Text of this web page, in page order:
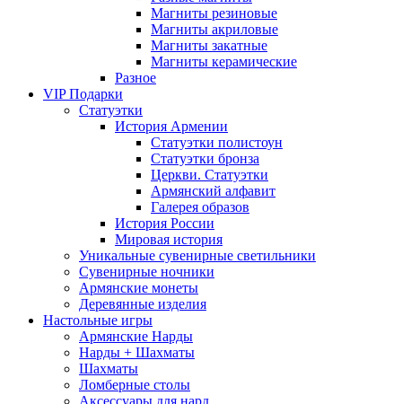
Магниты резиновые
Магниты акриловые
Магниты закатные
Магниты керамические
Разное
VIP Подарки
Статуэтки
История Армении
Статуэтки полистоун
Статуэтки бронза
Церкви. Статуэтки
Армянский алфавит
Галерея образов
История России
Мировая история
Уникальные сувенирные светильники
Сувенирные ночники
Армянские монеты
Деревянные изделия
Настольные игры
Армянские Нарды
Нарды + Шахматы
Шахматы
Ломберные столы
Аксессуары для нард